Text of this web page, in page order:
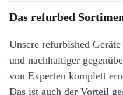
Das refurbed
Unsere refurbished
und nachhaltiger
von Experten komplett
Das ist auch der Vorteil